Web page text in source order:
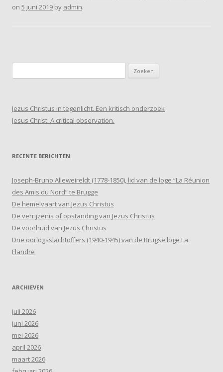
on 5 juni 2019 by admin.
naar:
Jezus Christus in tegenlicht. Een kritisch onderzoek
Jesus Christ. A critical observation.
RECENTE BERICHTEN
Joseph-Bruno Alleweireldt (1778-1850), lid van de loge “La Réunion
des Amis du Nord” te Brugge
De hemelvaart van Jezus Christus
De verrijzenis of opstanding van Jezus Christus
De voorhuid van Jezus Christus
Drie oorlogsslachtoffers (1940-1945) van de Brugse loge La
Flandre
ARCHIEVEN
juli 2026
juni 2026
mei 2026
april 2026
maart 2026